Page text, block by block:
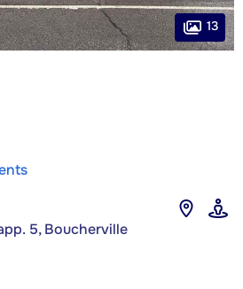
5, Boucherville
13